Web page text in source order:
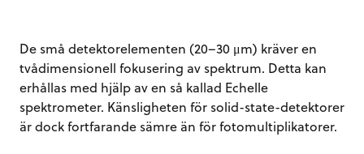
De små detektorelementen (20–30 μm) kräver en
tvådimensionell fokusering av spektrum. Detta kan
erhållas med hjälp av en så kallad Echelle
spektrometer. Känsligheten för solid-state-detektorer
är dock fortfarande sämre än för fotomultiplikatorer.